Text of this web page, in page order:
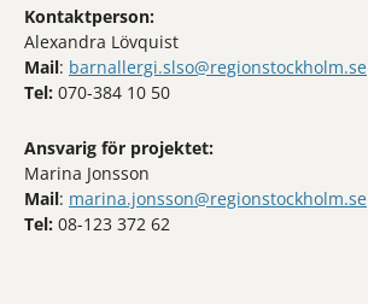
Kontaktperson:
Alexandra Lövquist
Mail: barnallergi.slso@regionstockholm.se
Tel: 070-384 10 50
Ansvarig för projektet:
Marina Jonsson
Mail: marina.jonsson@regionstockholm.se
Tel: 08-123 372 62